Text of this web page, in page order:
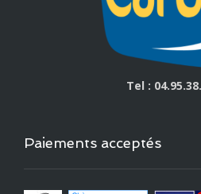
Tel :
Paiements acceptés